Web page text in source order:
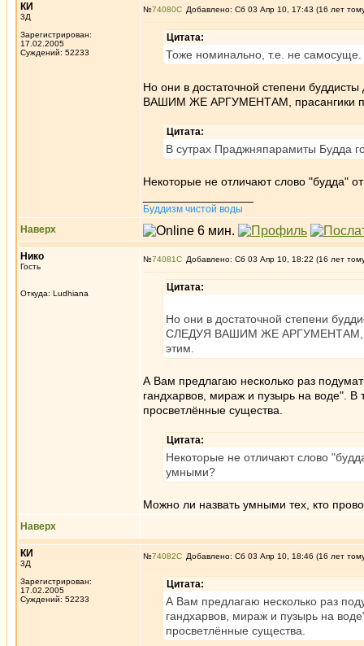
КИ
3Д
Зарегистрирован:
17.02.2005
Суждений: 52233
№74080 Добавлено: Сб 03 Апр 10, 17:43 (16 лет
Цитата:
Тоже номинально, т.е. не самосуще.
Но они в достаточной степени
ВАШИМ ЖЕ АРГУМЕНТАМ, прасангики
Цитата:
В сутрах Праджняпарамиты Будда
Некоторые не отличают слово "будда"
Буддизм чистой воды
Наверх
Нико
Гость
Откуда: Ludhiana
№74081 Добавлено: Сб 03 Апр 10, 18:22 (16 лет
Цитата:
Но они в достаточной степени
СЛЕДУЯ ВАШИМ ЖЕ АРГУМЕНТАМ,
этим.
А Вам предлагаю несколько раз
гандхарвов, мираж и пузырь на воде".
просветлённые существа.
Цитата:
Некоторые не отличают слово
умными?
Можно ли назвать умными тех, кто
Наверх
КИ
3Д
Зарегистрирован:
17.02.2005
Суждений: 52233
№74082 Добавлено: Сб 03 Апр 10, 18:46 (16 лет
Цитата:
А Вам предлагаю несколько раз
гандхарвов, мираж и пузырь на
просветлённые существа.